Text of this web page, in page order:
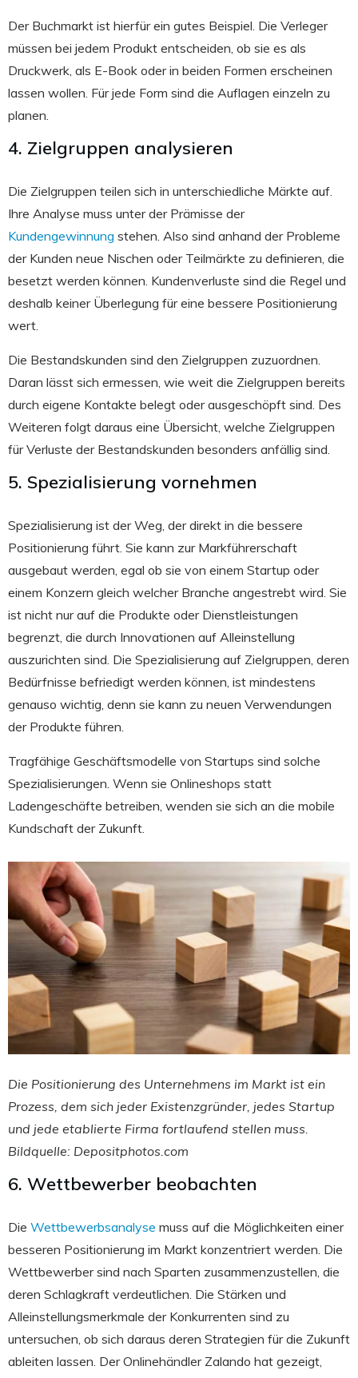
Der Buchmarkt ist hierfür ein gutes Beispiel. Die Verleger
müssen bei jedem Produkt entscheiden, ob sie es als
Druckwerk, als E-Book oder in beiden Formen erscheinen
lassen wollen. Für jede Form sind die Auflagen einzeln zu
planen.
4. Zielgruppen analysieren
Die Zielgruppen teilen sich in unterschiedliche Märkte auf.
Ihre Analyse muss unter der Prämisse der
Kundengewinnung stehen. Also sind anhand der Probleme
der Kunden neue Nischen oder Teilmärkte zu definieren, die
besetzt werden können. Kundenverluste sind die Regel und
deshalb keiner Überlegung für eine bessere Positionierung
wert.
Die Bestandskunden sind den Zielgruppen zuzuordnen.
Daran lässt sich ermessen, wie weit die Zielgruppen bereits
durch eigene Kontakte belegt oder ausgeschöpft sind. Des
Weiteren folgt daraus eine Übersicht, welche Zielgruppen
für Verluste der Bestandskunden besonders anfällig sind.
5. Spezialisierung vornehmen
Spezialisierung ist der Weg, der direkt in die bessere
Positionierung führt. Sie kann zur Markführerschaft
ausgebaut werden, egal ob sie von einem Startup oder
einem Konzern gleich welcher Branche angestrebt wird. Sie
ist nicht nur auf die Produkte oder Dienstleistungen
begrenzt, die durch Innovationen auf Alleinstellung
auszurichten sind. Die Spezialisierung auf Zielgruppen, deren
Bedürfnisse befriedigt werden können, ist mindestens
genauso wichtig, denn sie kann zu neuen Verwendungen
der Produkte führen.
Tragfähige Geschäftsmodelle von Startups sind solche
Spezialisierungen. Wenn sie Onlineshops statt
Ladengeschäfte betreiben, wenden sie sich an die mobile
Kundschaft der Zukunft.
Die Positionierung des Unternehmens im Markt ist ein
Prozess, dem sich jeder Existenzgründer, jedes Startup
und jede etablierte Firma fortlaufend stellen muss.
Bildquelle: Depositphotos.com
6. Wettbewerber beobachten
Die Wettbewerbsanalyse muss auf die Möglichkeiten einer
besseren Positionierung im Markt konzentriert werden. Die
Wettbewerber sind nach Sparten zusammenzustellen, die
deren Schlagkraft verdeutlichen. Die Stärken und
Alleinstellungsmerkmale der Konkurrenten sind zu
untersuchen, ob sich daraus deren Strategien für die Zukunft
ableiten lassen. Der Onlinehändler Zalando hat gezeigt,